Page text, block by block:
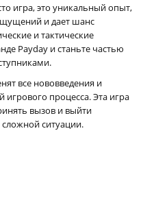
игра, это уникальный опыт,
и дает шанс
и тактические
Payday и станьте частью
все нововведения и
игрового процесса. Эта игра
вызов и выйти
ситуации.